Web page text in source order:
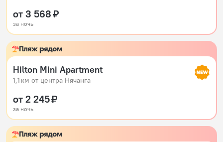
от 3 568 ₽
за ночь
Пляж рядом
Hilton Mini Apartment
1,1 км от центра Нячанга
от 2 245 ₽
за ночь
Пляж рядом